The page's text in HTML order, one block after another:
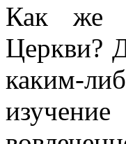
Как же
Церкви?
каким-